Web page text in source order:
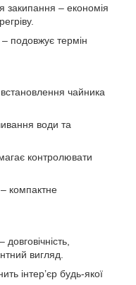
закипання – економія
– подовжує термін
чайника
води та
контролювати
– компактне
– довговічність,
вигляд.
інтер’єр будь-якої